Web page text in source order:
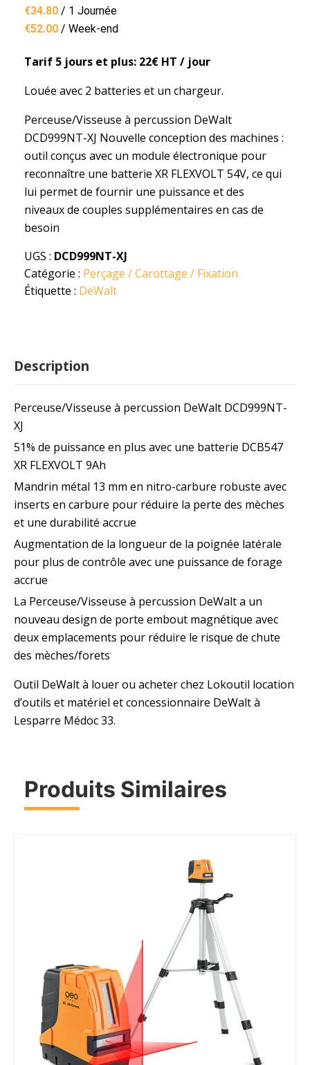
€34.80 / 1 Journée
€52.00 / Week-end
Tarif 5 jours et plus: 22€ HT / jour
Louée avec 2 batteries et un chargeur.
Perceuse/Visseuse à percussion DeWalt
DCD999NT-XJ Nouvelle conception des machines :
outil conçus avec un module électronique pour
reconnaître une batterie XR FLEXVOLT 54V, ce qui
lui permet de fournir une puissance et des
niveaux de couples supplémentaires en cas de
besoin
UGS : DCD999NT-XJ
Catégorie : Perçage / Carottage / Fixation
Étiquette : DeWalt
Description
Perceuse/Visseuse à percussion DeWalt DCD999NT-
XJ
51% de puissance en plus avec une batterie DCB547
XR FLEXVOLT 9Ah
Mandrin métal 13 mm en nitro-carbure robuste avec
inserts en carbure pour réduire la perte des mèches
et une durabilité accrue
Augmentation de la longueur de la poignée latérale
pour plus de contrôle avec une puissance de forage
accrue
La Perceuse/Visseuse à percussion DeWalt a un
nouveau design de porte embout magnétique avec
deux emplacements pour réduire le risque de chute
des mèches/forets
Outil DeWalt à louer ou acheter chez Lokoutil location
d’outils et matériel et concessionnaire DeWalt à
Lesparre Médoc 33.
Produits Similaires